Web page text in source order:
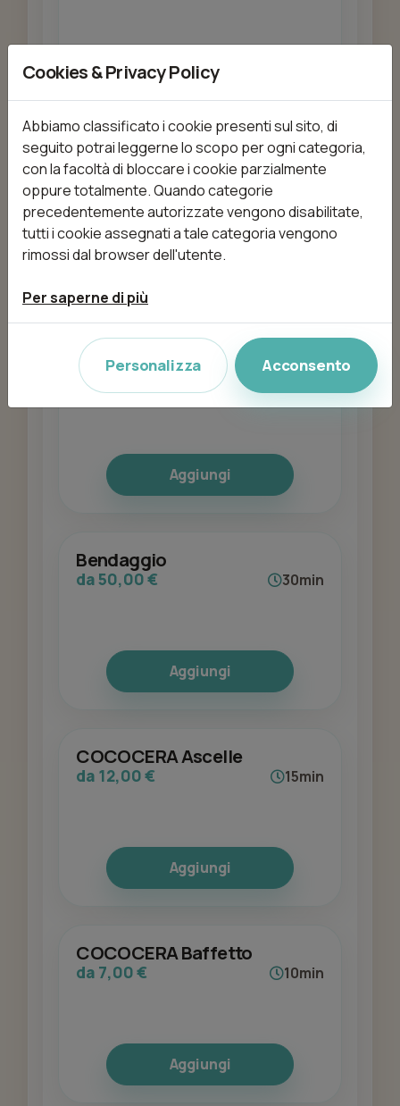
Aggiungi
Applicazione fango
da 30,00 €
Bagno venere
da 50,00 €
Aggiungi
Bendaggio
da 50,00 € 30min
Aggiungi
COCOCERA Ascelle
da 12,00 € 15min
Aggiungi
COCOCERA Baffetto
da 7,00 € 10min
Aggiungi
Cookies & Privacy Policy
Abbiamo classificato i cookie presenti sul sito, di
seguito potrai leggerne lo scopo per ogni categoria,
con la facoltà di bloccare i cookie parzialmente
oppure totalmente. Quando categorie
precedentemente autorizzate vengono disabilitate,
tutti i cookie assegnati a tale categoria vengono
rimossi dal browser dell'utente.
Per saperne di più
Personalizza Acconsento